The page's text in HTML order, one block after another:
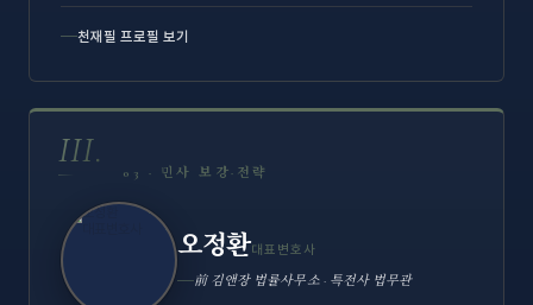
천재필 프로필 보기
III.
03 · 민사 보강·전략
오정환대표변호사
前 김앤장 법률사무소 · 특전사 법무관